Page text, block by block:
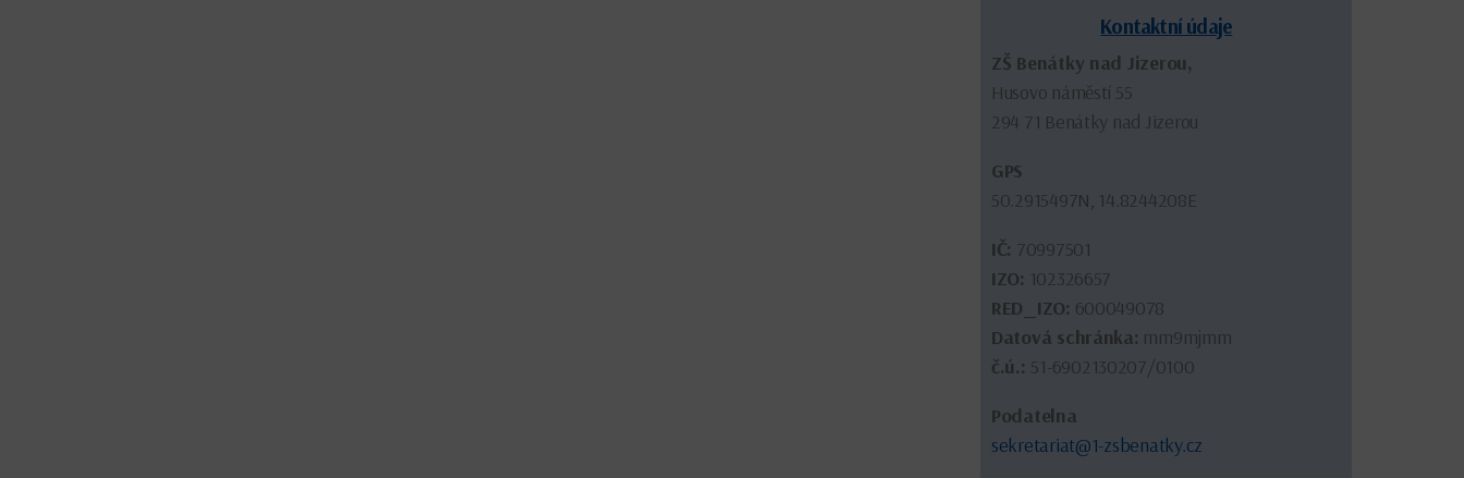
Kontaktní údaje
ZŠ Benátky nad Jizerou,
Husovo náměstí 55
294 71 Benátky nad Jizerou
GPS
50.2915497N, 14.8244208E
IČ: 70997501
IZO: 102326657
RED_IZO: 600049078
Datová schránka: mm9mjmm
č.ú.: 51-6902130207/0100
Podatelna
sekretariat@1-zsbenatky.cz